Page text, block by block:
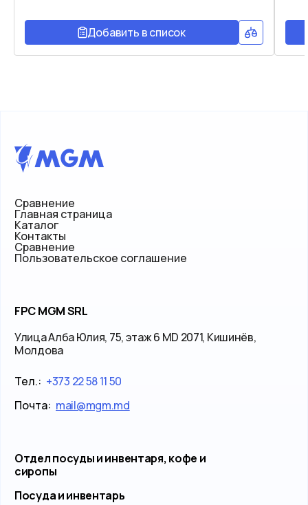
Добавить в список
Сравнение
Главная страница
Каталог
Контакты
Сравнение
Пользовательское соглашение
FPC MGM SRL
Улица Алба Юлия, 75, этаж 6 MD 2071, Кишинёв,
Молдова
Тел.: +373 22 58 11 50
Почта: mail@mgm.md
Отдел посуды и инвентаря, кофе и
сиропы
Посуда и инвентарь